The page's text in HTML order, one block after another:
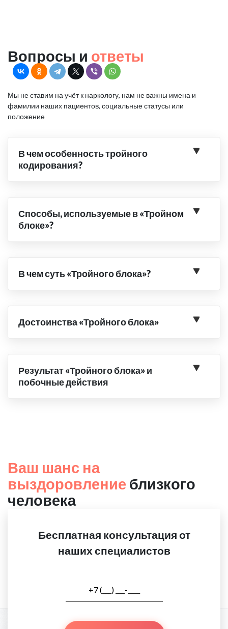
Вопросы и ответы
Мы не ставим на учёт к наркологу, нам не важны имена и
фамилии наших пациентов, социальные статусы или
положение
В чем особенность тройного
кодирования?
Способы, используемые в «Тройном
блоке»?
В чем суть «Тройного блока»?
Достоинства «Тройного блока»
Результат «Тройного блока» и
побочные действия
Ваш шанс на
выздоровление близкого
человека
Бесплатная консультация от
наших специалистов